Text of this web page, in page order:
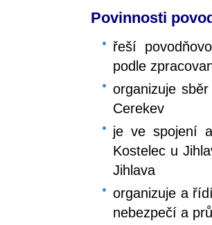
Povinnosti
řeší
podle
organizuje
Cerekev
je ve spojení
Kostelec u
Jihlava
organizuje a
nebezpečí a